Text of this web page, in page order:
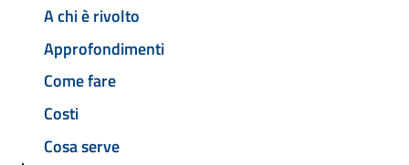
A chi è rivolto
Approfondimenti
Come fare
Costi
Cosa serve